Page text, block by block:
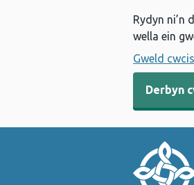
Rydyn ni’n
wella ein
Gweld cwcis
Derbyn